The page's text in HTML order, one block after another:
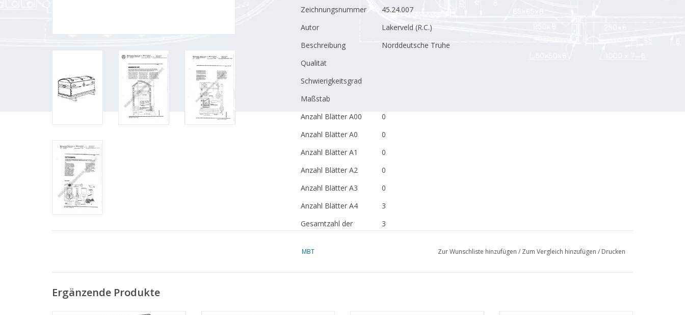
Zeichnungsnummer
45.24.007
Autor
Lakerveld (R.C.)
Beschreibung
Norddeutsche Truhe
Qualität
Schwierigkeitsgrad
Maßstab
Anzahl Blätter A00
0
Anzahl Blätter A0
0
Anzahl Blätter A1
0
Anzahl Blätter A2
0
Anzahl Blätter A3
0
Anzahl Blätter A4
3
Gesamtzahl der
3
Anzahl Blätter A4 Text
MBT Zur Wunschliste hinzufügen / Zum Vergleich hinzufügen / Drucken
Ergänzende Produkte